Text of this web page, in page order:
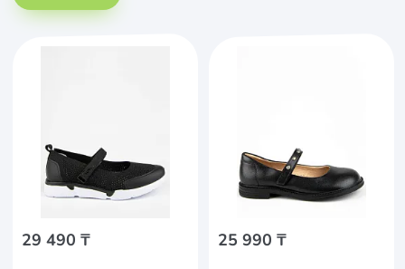
29 490 ₸ 25 990 ₸